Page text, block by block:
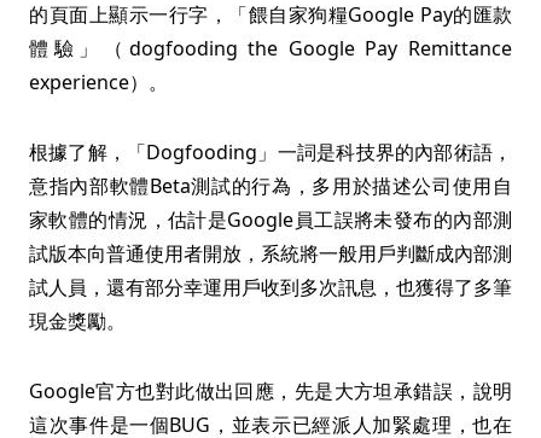
的頁面上顯示一行字，「餵自家狗糧Google Pay的匯款
體驗」（dogfooding the Google Pay Remittance
experience）。
根據了解，「Dogfooding」一詞是科技界的內部術語，
意指內部軟體Beta測試的行為，多用於描述公司使用自
家軟體的情況，估計是Google員工誤將未發布的內部測
試版本向普通使用者開放，系統將一般用戶判斷成內部測
試人員，還有部分幸運用戶收到多次訊息，也獲得了多筆
現金獎勵。
Google官方也對此做出回應，先是大方坦承錯誤，說明
這次事件是一個BUG，並表示已經派人加緊處理，也在